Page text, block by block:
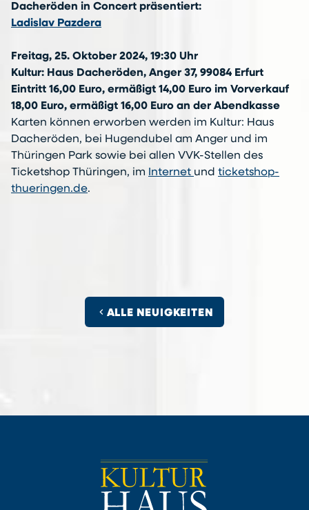
Dacheröden in Concert präsentiert:
Ladislav Pazdera
Freitag, 25. Oktober 2024, 19:30 Uhr
Kultur: Haus Dacheröden, Anger 37, 99084 Erfurt
Eintritt 16,00 Euro, ermäßigt 14,00 Euro im Vorverkauf
18,00 Euro, ermäßigt 16,00 Euro an der Abendkasse
Karten können erworben werden im Kultur: Haus
Dacheröden, bei Hugendubel am Anger und im
Thüringen Park sowie bei allen VVK-Stellen des
Ticketshop Thüringen, im
Internet und ticketshop-
thueringen.de.
chevron_left ALLE NEUIGKEITEN